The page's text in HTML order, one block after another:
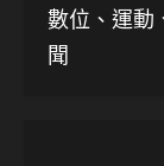
數位、運動
聞